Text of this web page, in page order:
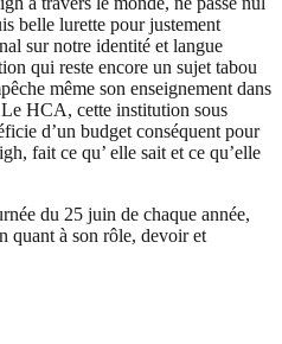
belle lurette pour justement
sur notre identité et langue
qui reste encore un sujet tabou
même son enseignement dans
HCA, cette institution sous
d’un budget conséquent pour
fait ce qu’ elle sait et ce qu’elle
du 25 juin de chaque année,
quant à son rôle, devoir et